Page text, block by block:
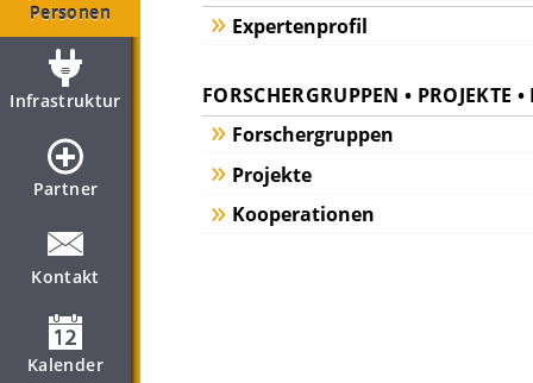
Personen
Infrastruktur
Partner
Kontakt
Kalender
Expertenprofil
FORSCHERGRUPPEN • PROJEKTE
Forschergruppen
Projekte
Kooperationen